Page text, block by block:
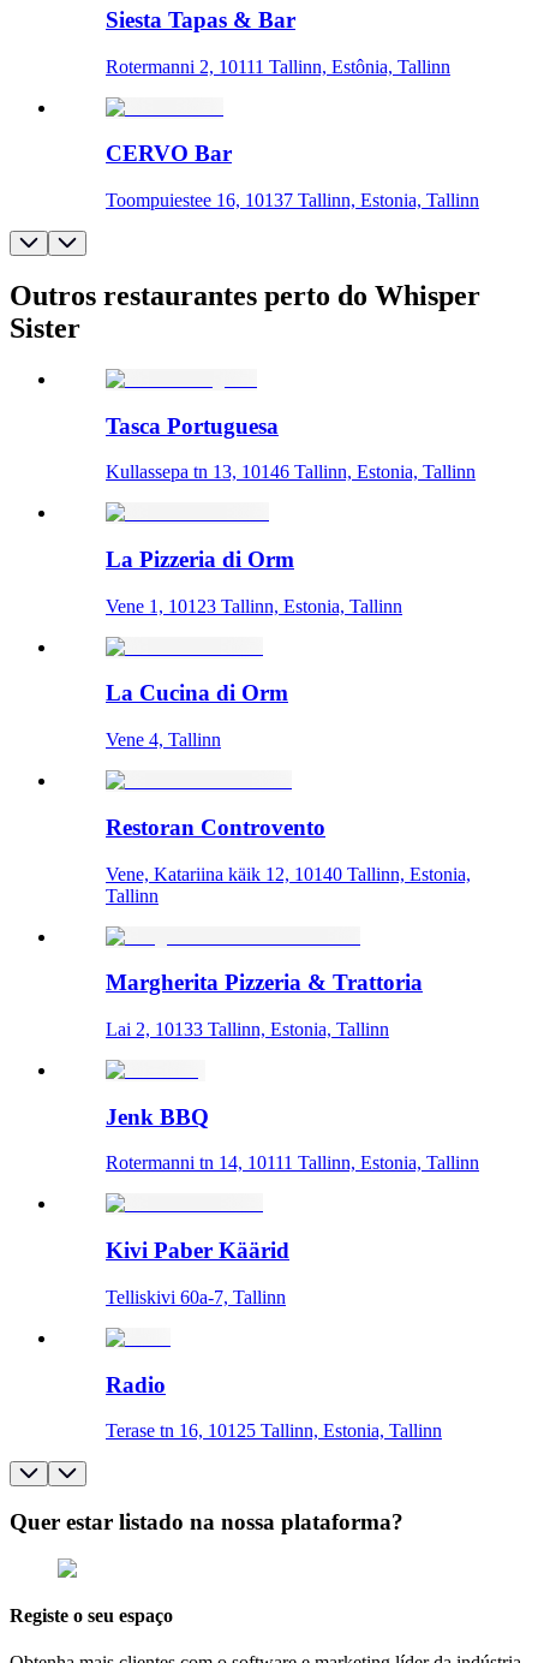
Siesta Tapas & Bar
Rotermanni 2, 10111 Tallinn, Estônia, Tallinn
CERVO Bar
Toompuiestee 16, 10137 Tallinn, Estonia, Tallinn
Outros restaurantes perto do Whisper
Sister
Tasca Portuguesa
Kullassepa tn 13, 10146 Tallinn, Estonia, Tallinn
La Pizzeria di Orm
Vene 1, 10123 Tallinn, Estonia, Tallinn
La Cucina di Orm
Vene 4, Tallinn
Restoran Controvento
Vene, Katariina käik 12, 10140 Tallinn, Estonia,
Tallinn
Margherita Pizzeria & Trattoria
Lai 2, 10133 Tallinn, Estonia, Tallinn
Jenk BBQ
Rotermanni tn 14, 10111 Tallinn, Estonia, Tallinn
Kivi Paber Käärid
Telliskivi 60a-7, Tallinn
Radio
Terase tn 16, 10125 Tallinn, Estonia, Tallinn
Quer estar listado na nossa plataforma?
Registe o seu espaço